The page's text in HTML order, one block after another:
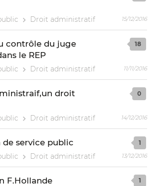
Droit administratif 15/12/2016
contrôle du juge
le REP
Droit administratif
18
11/11/2016
droit
Droit administratif
0
14/12/2016
service public
Droit administratif
1
13/12/2016
F.Hollande 1